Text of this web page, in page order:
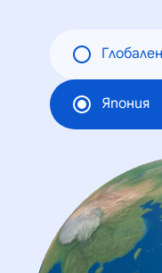
Глобален
Япония